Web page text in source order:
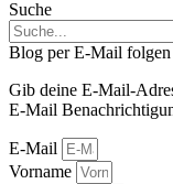
Suche
Blog per E-Mail folgen
Gib deine E-Mail-
E-Mail
E-Mail
Vorname